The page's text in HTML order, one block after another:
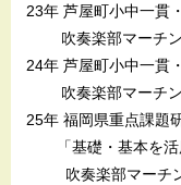
23年 芦屋町小中一貫
吹奏楽部マーチン
24年 芦屋町小中一貫
吹奏楽部マーチン
25年 福岡県重点課題
「基礎・基本を活
吹奏楽部マーチン